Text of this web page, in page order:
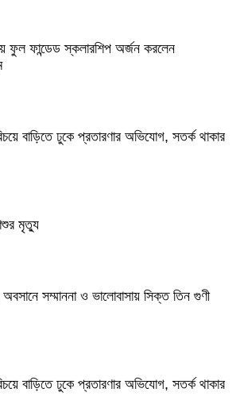
ফুল ফান্ডেড স্কলারশিপ অর্জন করলেন
বাড়িতে ঢুকে প্রতারণার অভিযোগ, সতর্ক থাকার
মৃত্যু
সম্মাননা ও ভালোবাসায় সিক্ত তিন গুণী
বাড়িতে ঢুকে প্রতারণার অভিযোগ, সতর্ক থাকার